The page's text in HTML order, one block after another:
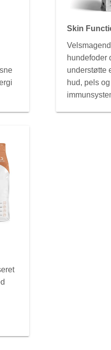
Skin
hundefoder
understøtte
hud, pels og